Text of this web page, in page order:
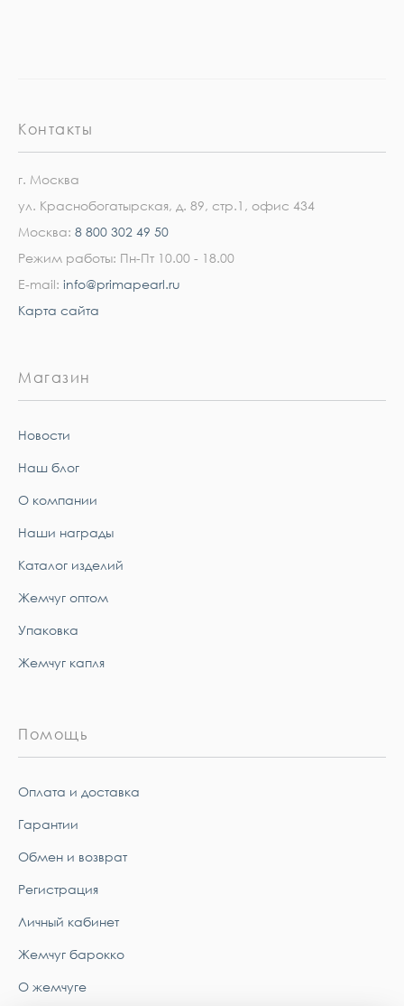
Контакты
г. Москва
ул. Краснобогатырская, д. 89, стр.1, офис 434
Москва: 8 800 302 49 50
Режим работы: Пн-Пт 10.00 - 18.00
E-mail: info@primapearl.ru
Карта сайта
Магазин
Новости
Наш блог
О компании
Наши награды
Каталог изделий
Жемчуг оптом
Упаковка
Жемчуг капля
Помощь
Оплата и доставка
Гарантии
Обмен и возврат
Регистрация
Личный кабинет
Жемчуг барокко
О жемчуге